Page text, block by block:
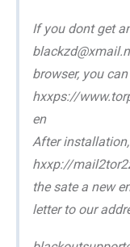
If you dont get
browser, you
hxxps://
en
After
hxxp://
the sate a new
letter to our